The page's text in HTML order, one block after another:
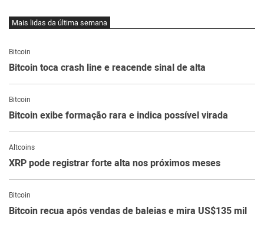
Mais lidas da última semana
Bitcoin
Bitcoin toca crash line e reacende sinal de alta
Bitcoin
Bitcoin exibe formação rara e indica possível virada
Altcoins
XRP pode registrar forte alta nos próximos meses
Bitcoin
Bitcoin recua após vendas de baleias e mira US$135 mil